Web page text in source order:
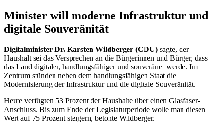
Minister will moderne Infrastruktur und
digitale Souveränität
Digitalminister Dr. Karsten Wildberger (CDU) sagte, der
Haushalt sei das Versprechen an die Bürgerinnen und Bürger, dass
das Land digitaler, handlungsfähiger und souveräner werde. Im
Zentrum stünden neben dem handlungsfähigen Staat die
Modernisierung der Infrastruktur und die digitale Souveränität.
Heute verfügten 53 Prozent der Haushalte über einen Glasfaser-
Anschluss. Bis zum Ende der Legislaturperiode wolle man diesen
Wert auf 75 Prozent steigern, betonte Wildberger.